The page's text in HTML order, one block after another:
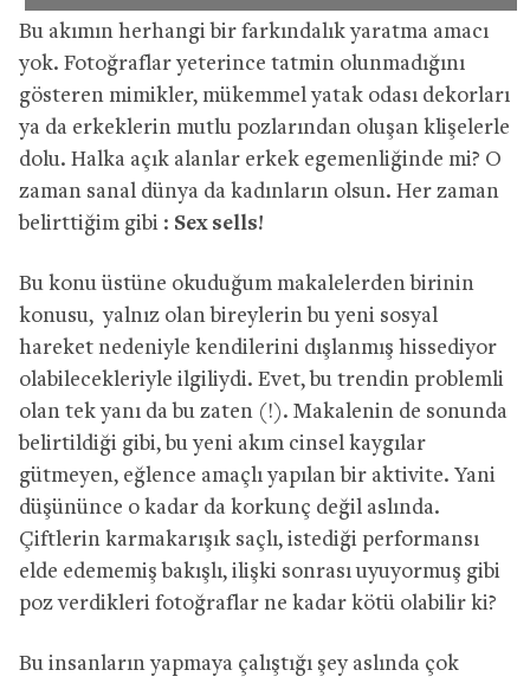
Bu akımın herhangi bir farkındalık yaratma amacı
yok. Fotoğraflar yeterince tatmin olunmadığını
gösteren mimikler, mükemmel yatak odası dekorları
ya da erkeklerin mutlu pozlarından oluşan klişelerle
dolu. Halka açık alanlar erkek egemenliğinde mi? O
zaman sanal dünya da kadınların olsun. Her zaman
belirttiğim gibi : Sex sells!
Bu konu üstüne okuduğum makalelerden birinin
konusu, yalnız olan bireylerin bu yeni sosyal
hareket nedeniyle kendilerini dışlanmış hissediyor
olabilecekleriyle ilgiliydi. Evet, bu trendin problemli
olan tek yanı da bu zaten (!). Makalenin de sonunda
belirtildiği gibi, bu yeni akım cinsel kaygılar
gütmeyen, eğlence amaçlı yapılan bir aktivite. Yani
düşününce o kadar da korkunç değil aslında.
Çiftlerin karmakarışık saçlı, istediği performansı
elde edememiş bakışlı, ilişki sonrası uyuyormuş gibi
poz verdikleri fotoğraflar ne kadar kötü olabilir ki?
Bu insanların yapmaya çalıştığı şey aslında çok